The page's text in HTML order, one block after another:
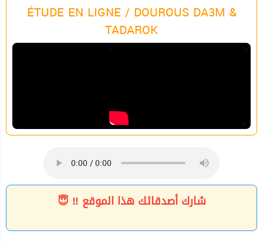
ÉTUDE EN LIGNE / DOUROUS DA3M &
TADAROK
شارك أصدقائك هذا الموقع ‼ 😇